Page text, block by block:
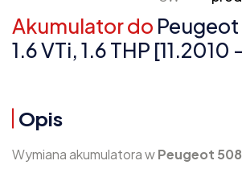
Akumulator do
1.6 VTi, 1.6 THP [11.2010
Opis
Wymiana akumulatora wPeugeot 508